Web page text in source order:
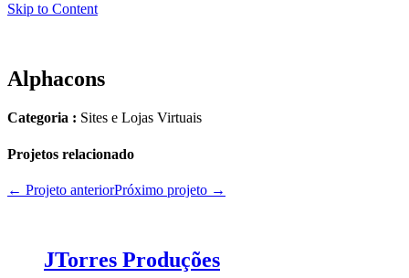
Skip to Content
Alphacons
Categoria : Sites e Lojas Virtuais
Projetos relacionado
← Projeto anteriorPróximo projeto →
JTorres Produções